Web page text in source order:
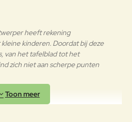
gekleurde polyestercoating
worden aangetast. We raden aan
om de producten wanneer ze
lange tijd niet gebruikt worden of
beschermde plek op te bergen.
heeft rekening
kinderen. Doordat bij deze
van het tafelblad tot het
zich niet aan scherpe punten